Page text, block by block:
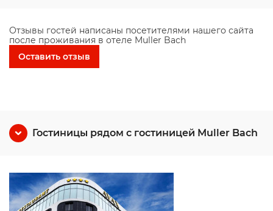
Отзывы гостей написаны посетителями нашего сайта
после проживания в отеле Muller Bach
Оставить отзыв
Гостиницы рядом с гостиницей Muller Bach